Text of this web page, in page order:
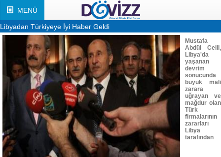
MENÜ
Libyadan Türkiyeye İyi Haber Geldi
Mustafa
Abdül Celil,
Libya'da
yaşanan
devrim
sonucunda
büyük mali
zarara
uğrayan ve
mağdur olan
Türk
firmalarının
zararları
Libya
tarafından